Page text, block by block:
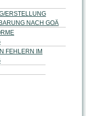
ERSTELLUNG
NACH GOÄ
FEHLERN IM